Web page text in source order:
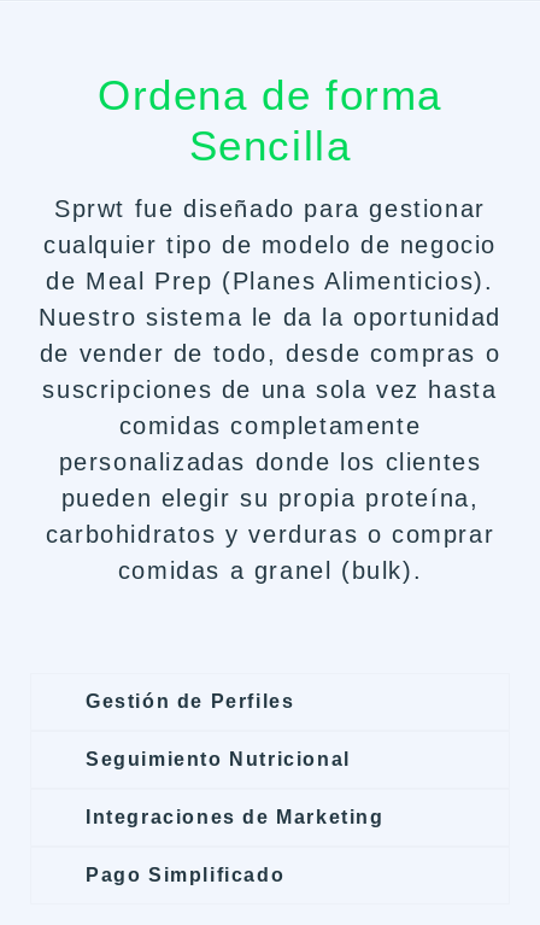
Ordena de forma
Sencilla
Sprwt fue diseñado para gestionar
cualquier tipo de modelo de negocio
de Meal Prep (Planes Alimenticios).
Nuestro sistema le da la oportunidad
de vender de todo, desde compras o
suscripciones de una sola vez hasta
comidas completamente
personalizadas donde los clientes
pueden elegir su propia proteína,
carbohidratos y verduras o comprar
comidas a granel (bulk).
Gestión de Perfiles
Seguimiento Nutricional
Integraciones de Marketing
Pago Simplificado